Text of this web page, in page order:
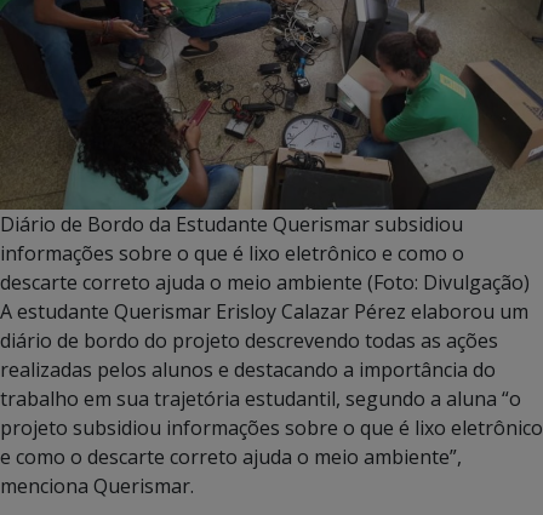
Diário de Bordo da Estudante Querismar subsidiou
informações sobre o que é lixo eletrônico e como o
descarte correto ajuda o meio ambiente (Foto: Divulgação)
A estudante Querismar Erisloy Calazar Pérez elaborou um
diário de bordo do projeto descrevendo todas as ações
realizadas pelos alunos e destacando a importância do
trabalho em sua trajetória estudantil, segundo a aluna “o
projeto subsidiou informações sobre o que é lixo eletrônico
e como o descarte correto ajuda o meio ambiente”,
menciona Querismar.